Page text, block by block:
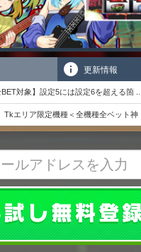
更新情報
BET対象】設定5には設定6を超える箇 ..
Tkエリア限定機種＜全機種全ベット神 ..